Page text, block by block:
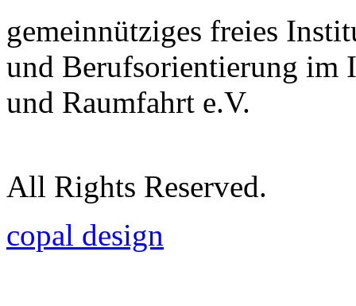
gemeinnütziges freies
und Berufsorientierung im
und Raumfahrt e.V.
All Rights Reserved.
copal design